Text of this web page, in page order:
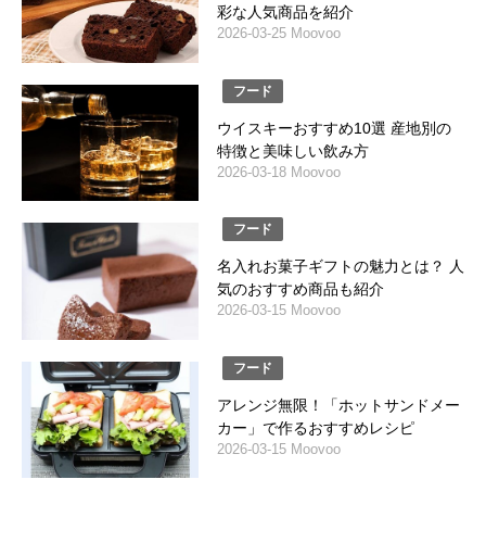
彩な人気商品を紹介
2026-03-25 Moovoo
フード
ウイスキーおすすめ10選 産地別の
特徴と美味しい飲み方
2026-03-18 Moovoo
フード
名入れお菓子ギフトの魅力とは？ 人
気のおすすめ商品も紹介
2026-03-15 Moovoo
フード
アレンジ無限！「ホットサンドメー
カー」で作るおすすめレシピ
2026-03-15 Moovoo